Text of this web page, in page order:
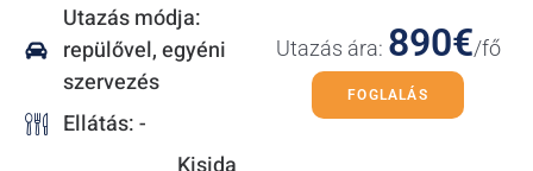
Utazás módja:
repülővel, egyéni
szervezés
Ellátás: -
Utazás ára: 890€/fő
FOGLALÁS